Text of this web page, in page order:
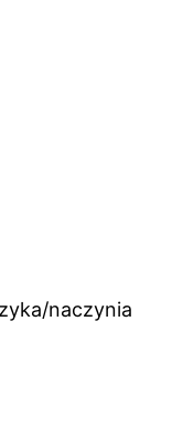
naczynia